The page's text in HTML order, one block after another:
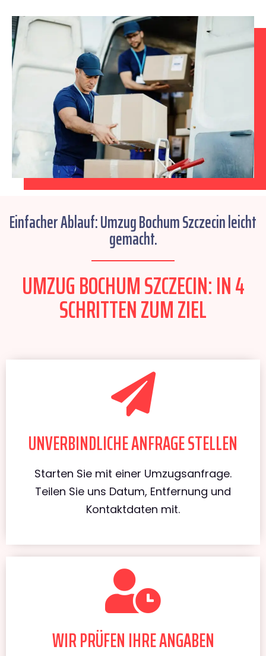
Einfacher Ablauf: Umzug Bochum Szczecin leicht
gemacht.
UMZUG BOCHUM SZCZECIN: IN 4
SCHRITTEN ZUM ZIEL
UNVERBINDLICHE ANFRAGE STELLEN
Starten Sie mit einer Umzugsanfrage.
Teilen Sie uns Datum, Entfernung und
Kontaktdaten mit.
WIR PRÜFEN IHRE ANGABEN